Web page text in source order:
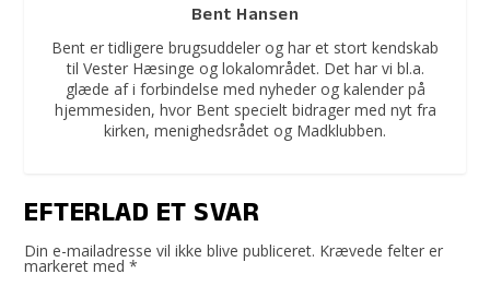
Bent Hansen
Bent er tidligere brugsuddeler og har et stort kendskab
til Vester Hæsinge og lokalområdet. Det har vi bl.a.
glæde af i forbindelse med nyheder og kalender på
hjemmesiden, hvor Bent specielt bidrager med nyt fra
kirken, menighedsrådet og Madklubben.
EFTERLAD ET SVAR
Din e-mailadresse vil ikke blive publiceret. Krævede felter er
markeret med*